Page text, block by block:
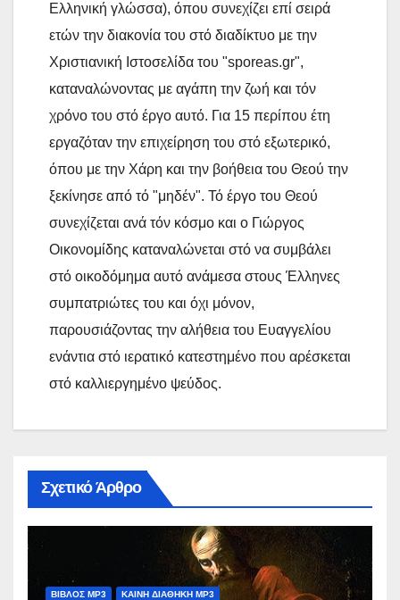
Ελληνική γλώσσα), όπου συνεχίζει επί σειρά
ετών την διακονία του στό διαδίκτυο με την
Χριστιανική Ιστοσελίδα του "sporeas.gr",
καταναλώνοντας με αγάπη την ζωή και τόν
χρόνο του στό έργο αυτό. Για 15 περίπου έτη
εργαζόταν την επιχείρηση του στό εξωτερικό,
όπου με την Χάρη και την βοήθεια του Θεού την
ξεκίνησε από τό "μηδέν". Τό έργο του Θεού
συνεχίζεται ανά τόν κόσμο και ο Γιώργος
Οικονομίδης καταναλώνεται στό να συμβάλει
στό οικοδόμημα αυτό ανάμεσα στους Έλληνες
συμπατριώτες του και όχι μόνον,
παρουσιάζοντας την αλήθεια του Ευαγγελίου
ενάντια στό ιερατικό κατεστημένο που αρέσκεται
στό καλλιεργημένο ψεύδος.
Σχετικό Άρθρο
ΒΙΒΛΟΣ MP3 ΚΑΙΝΗ ΔΙΑΘΗΚΗ MP3